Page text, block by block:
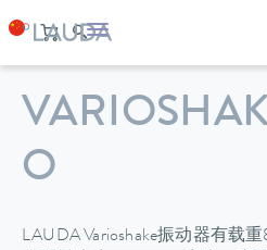
O
LAUDA Varioshake振动器有载